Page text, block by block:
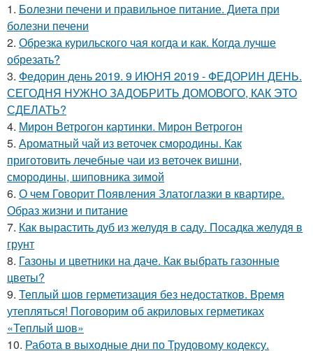
1. Болезни печени и правильное питание. Диета при
болезни печени
2. Обрезка курильского чая когда и как. Когда лучше
обрезать?
3. Федорин день 2019. 9 ИЮНЯ 2019 - ФЕДОРИН ДЕНЬ.
СЕГОДНЯ НУЖНО ЗАДОБРИТЬ ДОМОВОГО, КАК ЭТО
СДЕЛАТЬ?
4. Мирон Ветрогон картинки. Мирон Ветрогон
5. Ароматный чай из веточек смородины. Как
приготовить лечебные чаи из веточек вишни,
смородины, шиповника зимой
6. О чем Говорит Появления Златоглазки в квартире.
Образ жизни и питание
7. Как вырастить дуб из желудя в саду. Посадка желудя в
грунт
8. Газоны и цветники на даче. Как выбрать газонные
цветы?
9. Теплый шов герметизация без недостатков. Время
утепляться! Поговорим об акриловых герметиках
«Теплый шов»
10. Работа в выходные дни по Трудовому кодексу.